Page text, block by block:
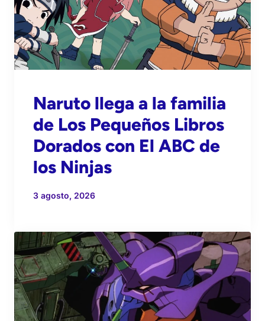
Naruto llega a la familia
de Los Pequeños Libros
Dorados con El ABC de
los Ninjas
3 agosto, 2026